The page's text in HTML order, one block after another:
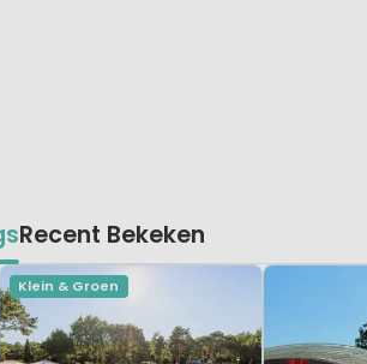
Recent Bekeken
Klein & Groen